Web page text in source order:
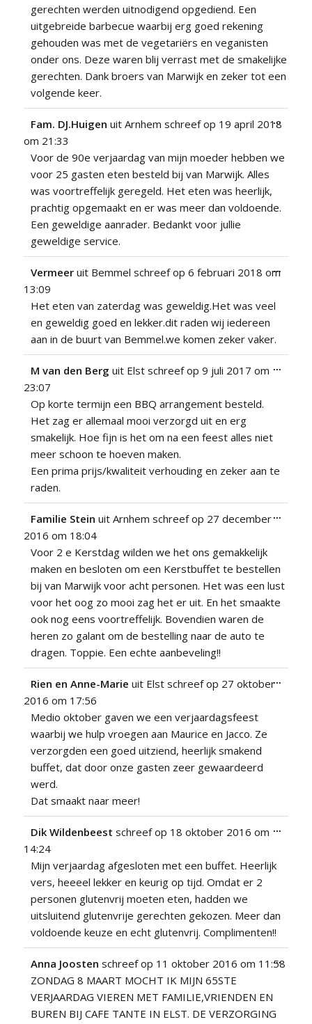
gerechten werden uitnodigend opgediend. Een
uitgebreide barbecue waarbij erg goed rekening
gehouden was met de vegetariërs en veganisten
onder ons. Deze waren blij verrast met de smakelijke
gerechten. Dank broers van Marwijk en zeker tot een
volgende keer.
Fam. DJ.Huigen uit Arnhem schreef op 19 april 2018
om 21:33
Voor de 90e verjaardag van mijn moeder hebben we
voor 25 gasten eten besteld bij van Marwijk. Alles
was voortreffelijk geregeld. Het eten was heerlijk,
prachtig opgemaakt en er was meer dan voldoende.
Een geweldige aanrader. Bedankt voor jullie
geweldige service.
...
deze
Vermeer uit Bemmel schreef op 6 februari 2018 om
13:09
Het eten van zaterdag was geweldig.Het was veel
en geweldig goed en lekker.dit raden wij iedereen
aan in de buurt van Bemmel.we komen zeker vaker.
...
M van den Berg uit Elst schreef op 9 juli 2017 om
23:07
Op korte termijn een BBQ arrangement besteld.
Het zag er allemaal mooi verzorgd uit en erg
smakelijk. Hoe fijn is het om na een feest alles niet
meer schoon te hoeven maken.
Een prima prijs/kwaliteit verhouding en zeker aan te
raden.
...
Familie Stein uit Arnhem schreef op 27 december
2016 om 18:04
Voor 2 e Kerstdag wilden we het ons gemakkelijk
maken en besloten om een Kerstbuffet te bestellen
bij van Marwijk voor acht personen. Het was een lust
voor het oog zo mooi zag het er uit. En het smaakte
ook nog eens voortreffelijk. Bovendien waren de
heren zo galant om de bestelling naar de auto te
dragen. Toppie. Een echte aanbeveling!!
...
Rien en Anne-Marie uit Elst schreef op 27 oktober
2016 om 17:56
Medio oktober gaven we een verjaardagsfeest
waarbij we hulp vroegen aan Maurice en Jacco. Ze
verzorgden een goed uitziend, heerlijk smakend
buffet, dat door onze gasten zeer gewaardeerd
werd.
Dat smaakt naar meer!
...
Dik Wildenbeest schreef op 18 oktober 2016 om
14:24
Mijn verjaardag afgesloten met een buffet. Heerlijk
vers, heeeel lekker en keurig op tijd. Omdat er 2
personen glutenvrij moeten eten, hadden we
uitsluitend glutenvrije gerechten gekozen. Meer dan
voldoende keuze en echt glutenvrij. Complimenten!!
...
Anna Joosten schreef op 11 oktober 2016 om 11:58
ZONDAG 8 MAART MOCHT IK MIJN 65STE
VERJAARDAG VIEREN MET FAMILIE,VRIENDEN EN
BUREN BIJ CAFE TANTE IN ELST. DE VERZORGING
...Wissel
deze